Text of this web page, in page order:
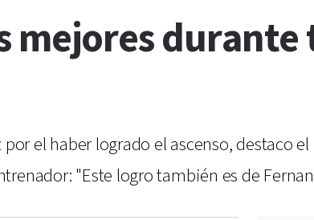
mejores durante
el haber logrado el ascenso, destaco
"Este logro también es de